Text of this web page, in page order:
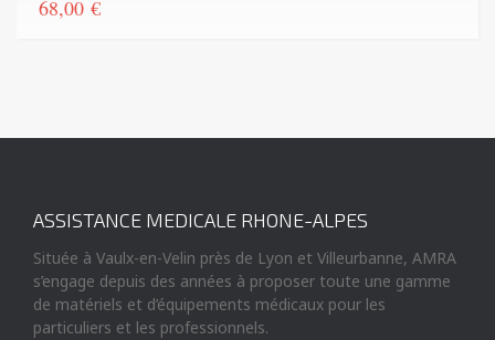
68,00 €
ASSISTANCE MEDICALE RHONE-ALPES
Située à Vaulx-en-Velin près de Lyon et Villeurbanne, AMRA
s’engage depuis des années à proposer toute une gamme
de matériels et d’équipements médicaux pour les
particuliers et les professionnels.